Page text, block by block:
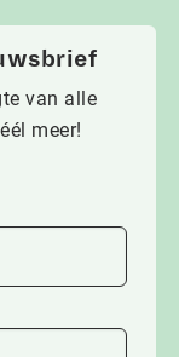
van alle
meer!